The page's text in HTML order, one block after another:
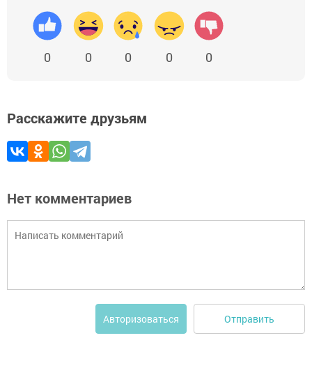
0 0 0 0 0
Расскажите друзьям
Нет комментариев
Авторизоваться Отправить